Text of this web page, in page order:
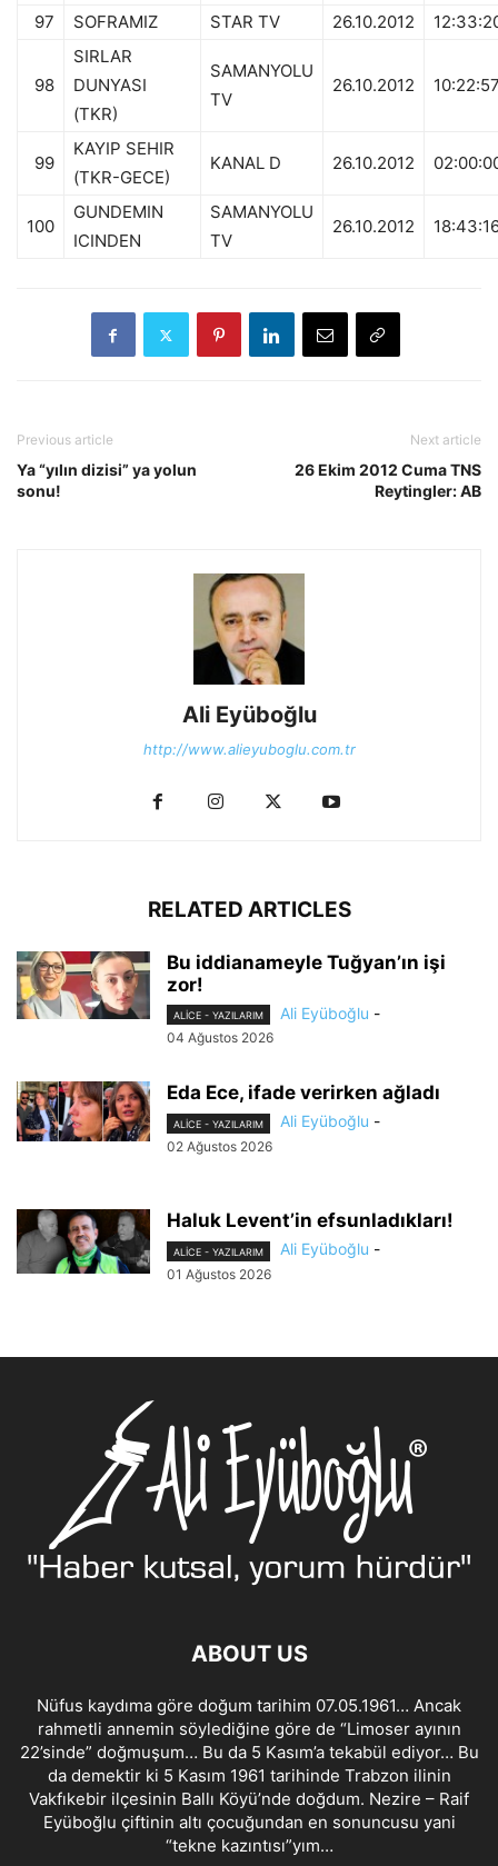
97 SOFRAMIZ STAR TV 26.10.2012
98
SIRLAR
DUNYASI
(TKR)
SAMANYOLU
TV
26.10.2012
99
KAYIP SEHIR
(TKR-GECE)
KANAL D 26.10.2012
100
GUNDEMIN
ICINDEN
SAMANYOLU
TV
26.10.2012
Previous article
Ya “yılın dizisi” ya yolun
sonu!
Next article
26 Ekim 2012 Cuma TNS
Reytingler: AB
Ali Eyüboğlu
http://www.alieyuboglu.com.tr
RELATED ARTICLES
Bu iddianameyle Tuğyan’ın işi
zor!
ALİCE - YAZILARIM Ali Eyüboğlu -
04 Ağustos 2026
Eda Ece, ifade verirken ağladı
ALİCE - YAZILARIM Ali Eyüboğlu -
02 Ağustos 2026
Haluk Levent’in efsunladıkları!
ALİCE - YAZILARIM Ali Eyüboğlu -
01 Ağustos 2026
ABOUT US
Nüfus kaydıma göre doğum tarihim 07.05.1961… Ancak
rahmetli annemin söylediğine göre de “Limoser ayının
22’sinde” doğmuşum… Bu da 5 Kasım’a tekabül ediyor… Bu
da demektir ki 5 Kasım 1961 tarihinde Trabzon ilinin
Vakfıkebir ilçesinin Ballı Köyü’nde doğdum. Nezire – Raif
Eyüboğlu çiftinin altı çocuğundan en sonuncusu yani
“tekne kazıntısı”yım…